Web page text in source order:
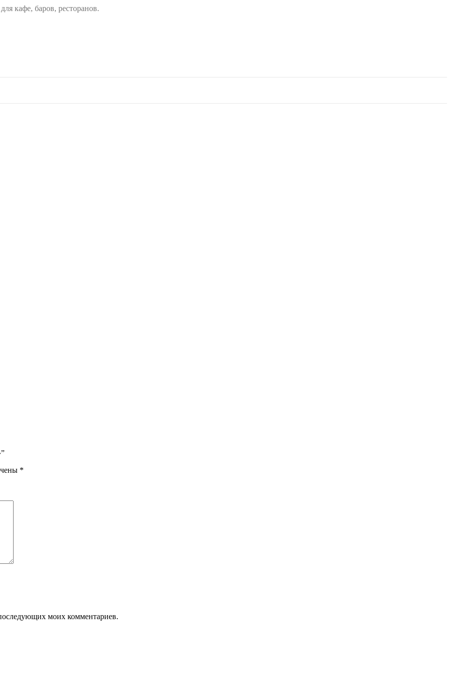
кафе, баров, ресторанов.
*
моих комментариев.